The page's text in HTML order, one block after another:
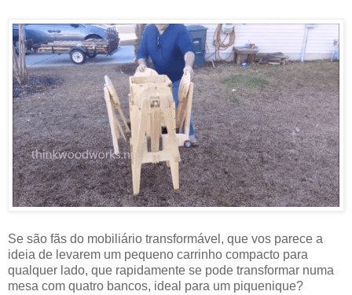
Se são fãs do mobiliário transformável, que vos parece a
ideia de levarem um pequeno carrinho compacto para
qualquer lado, que rapidamente se pode transformar numa
mesa com quatro bancos, ideal para um piquenique?